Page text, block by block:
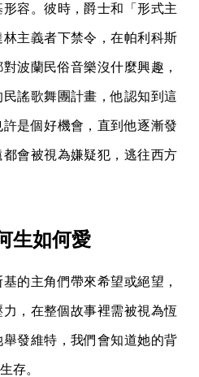
容。彼時，爵士和「形式主
主義者下禁令，在帕利科斯
波蘭民俗音樂沒什麼興趣，
謠歌舞團計畫，他認知到這
是個好機會，直到他逐漸發
會被視為嫌疑犯，逃往西方
生如何愛
的主角們帶來希望或絕望，
，在整個故事裡需被視為恆
發維特，我們會知道她的背
存。